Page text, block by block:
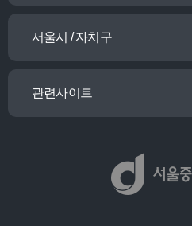
서울시 / 자치구
관련사이트